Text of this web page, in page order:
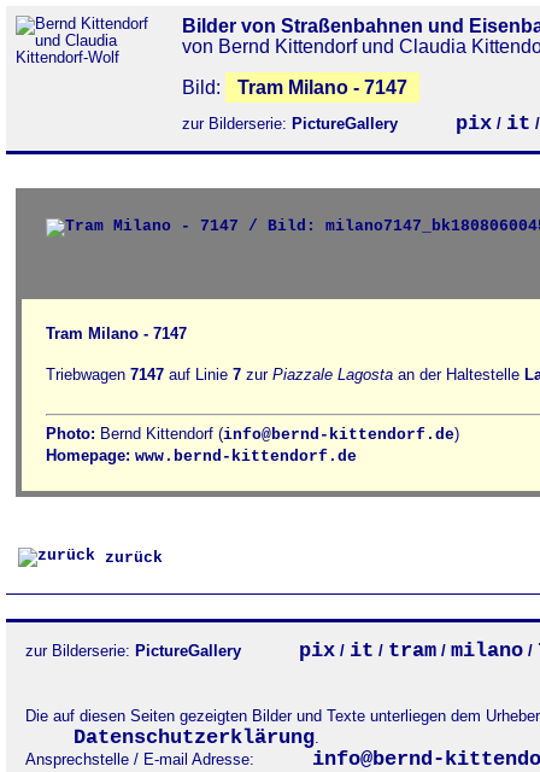
Bilder von Straßenbahnen und
von Bernd Kittendorf und Claudia
Bild:
Tram Milano - 7147
zur Bilderserie: PictureGallery pix / it
Tram Milano - 7147
Triebwagen 7147 auf Linie 7 zur Piazzale Lagosta an der Haltestelle
Photo: Bernd Kittendorf (info@bernd-kittendorf.de)
Homepage: www.bernd-kittendorf.de
zurück
zur Bilderserie: PictureGallery pix / it / tram / milano /
Die auf diesen Seiten gezeigten Bilder und Texte unterliegen dem
Datenschutzerklärung.
Ansprechstelle / E-mail Adresse:
info@bernd-